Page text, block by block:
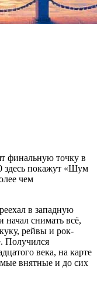
финальную точку в
здесь покажут «Шум
чем
в западную
начал снимать всё,
рейвы и рок-
Получился
века, на карте
внятные и до сих